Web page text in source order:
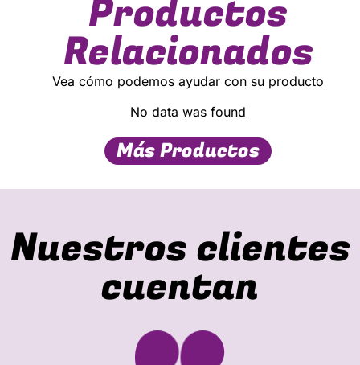
Productos
Relacionados
Vea cómo podemos ayudar con su producto
No data was found
Más Productos
Nuestros clientes
cuentan